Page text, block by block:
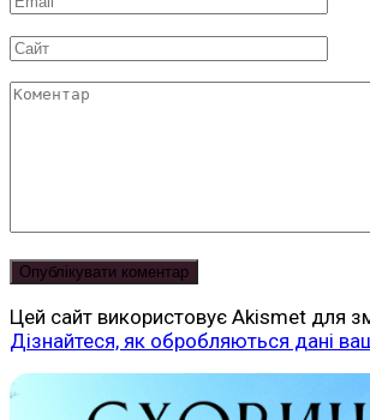
*
Сайт
Коментар
Цей сайт використовує Akismet для
Дізнайтеся, як обробляються дані